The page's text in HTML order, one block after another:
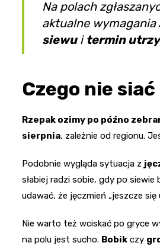
Na polach
aktualne wymagania
siewui termin
Czego nie
Rzepak ozimy po późno
sierpnia, zależnie od regionu.
Podobnie wygląda sytuacja z
słabiej radzi sobie, gdy po
udawać, że jęczmień „jeszcze się
Nie warto też wciskać po gryce
na polu jest sucho. Bobik czy